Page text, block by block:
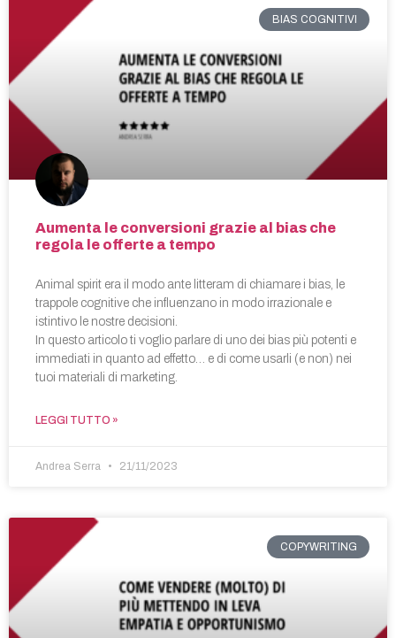
BIAS COGNITIVI
Aumenta le conversioni grazie al bias che
regola le offerte a tempo
Animal spirit era il modo ante litteram di chiamare i bias, le
trappole cognitive che influenzano in modo irrazionale e
istintivo le nostre decisioni.
In questo articolo ti voglio parlare di uno dei bias più potenti e
immediati in quanto ad effetto… e di come usarli (e non) nei
tuoi materiali di marketing.
LEGGI TUTTO »
Andrea Serra 21/11/2023
COPYWRITING